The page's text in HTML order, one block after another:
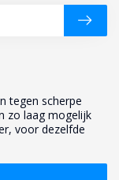
tegen scherpe
zo laag mogelijk
voor dezelfde